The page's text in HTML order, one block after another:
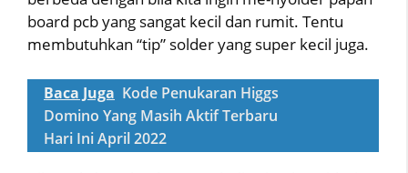
board pcb yang sangat kecil dan rumit. Tentu
membutuhkan “tip” solder yang super kecil juga.
Baca Juga Kode Penukaran Higgs
Domino Yang Masih Aktif Terbaru
Hari Ini April 2022